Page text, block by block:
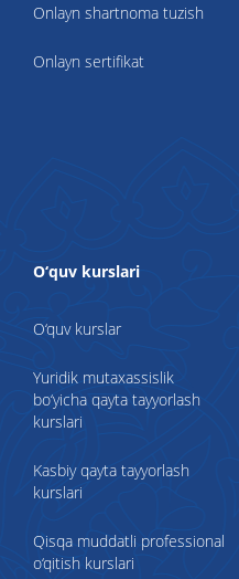
Onlayn shartnoma tuzish
Onlayn sertifikat
O‘quv kurslari
O‘quv kurslar
Yuridik mutaxassislik
bo‘yicha qayta tayyorlash
kurslari
Kasbiy qayta tayyorlash
kurslari
Qisqa muddatli professional
o‘qitish kurslari